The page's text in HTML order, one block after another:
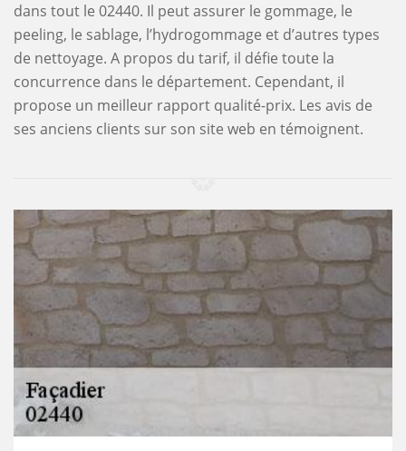
dans tout le 02440. Il peut assurer le gommage, le
peeling, le sablage, l’hydrogommage et d’autres types
de nettoyage. A propos du tarif, il défie toute la
concurrence dans le département. Cependant, il
propose un meilleur rapport qualité-prix. Les avis de
ses anciens clients sur son site web en témoignent.